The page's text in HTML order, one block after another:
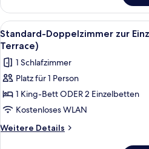
anzeigen
Doppelzimmer
zur
Einzelnutzung
(Astur
Alle
Fotos
für
Standard-
Doppelzimmer
zur
Einzelnutzung,
Terrasse
8
Standard-Doppelzimmer zur
Terrace)
1 Schlafzimmer
Platz für 1 Person
1 King-Bett ODER 2 Einzelbetten
Kostenloses WLAN
Weitere Details
Weitere